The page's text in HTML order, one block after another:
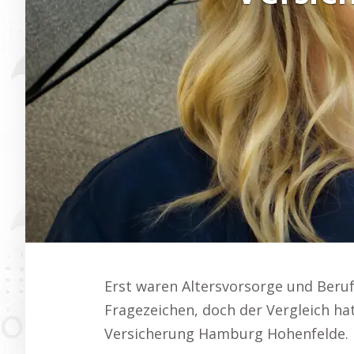
Erst waren Altersvorsorge und
Fragezeichen, doch der Vergleich
Versicherung Hamburg Hohenfelde.